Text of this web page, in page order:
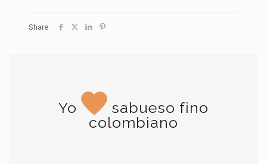
Share
Yo
sabueso fino
colombiano